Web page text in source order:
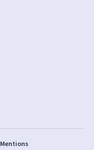
Mentions